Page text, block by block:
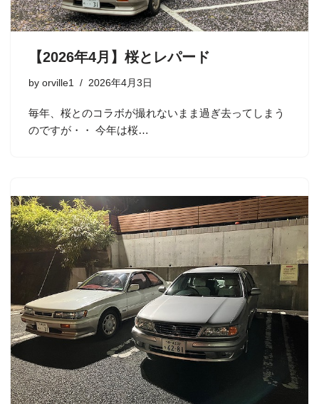
【2026年4月】桜とレパード
by orville1 2026年4月3日
毎年、桜とのコラボが撮れないまま過ぎ去ってしまう
のですが・・ 今年は桜…